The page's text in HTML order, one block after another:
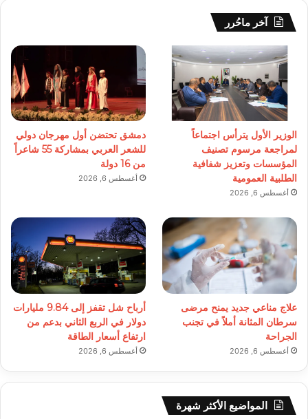
آخر ماحُرر
الوزير الأول يترأس اجتماعاً
لمراجعة مرسوم تصنيف
المؤسسات وتعزيز شفافية
الطلبية العمومية
أغسطس 6, 2026
دمشق تحتضن أول مهرجان دولي
للشعر العربي بمشاركة 55 شاعراً
من 16 دولة
أغسطس 6, 2026
علاج مناعي جديد يمنح مرضى
سرطان المثانة أملاً في تجنب
الجراحة
أغسطس 6, 2026
أرباح شل تقفز إلى 9.84 مليارات
دولار في الربع الثاني بدعم من
ارتفاع أسعار الطاقة
أغسطس 6, 2026
المواضيع الأكثر شهرة